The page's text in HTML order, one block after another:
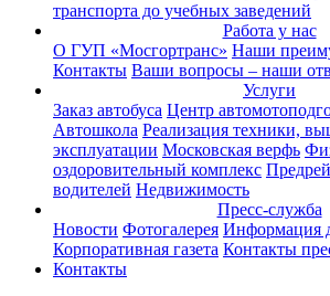
транспорта до учебных заведений
Работа у нас
О ГУП «Мосгортранс» Наши
Контакты Ваши вопросы – наши
Услуги
Заказ автобуса Центр
Автошкола Реализация техники,
эксплуатации Московская верфь
оздоровительный комплекс
водителей Недвижимость
Пресс-служба
Новости Фотогалерея Информация
Корпоративная газета Контакты
Контакты